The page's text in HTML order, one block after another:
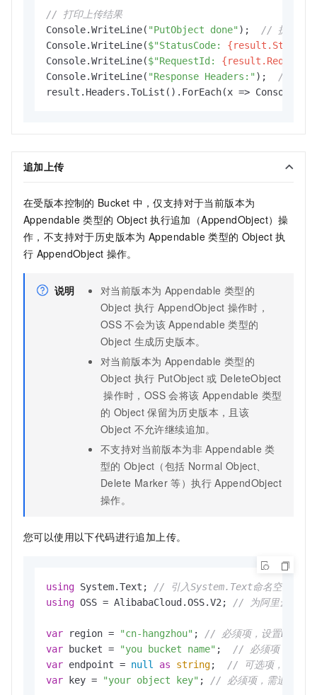
// 打印上传结果
Console.WriteLine( "PutObject done" );
// 提示操
Console.WriteLine($"StatusCode:
Console.WriteLine($"RequestId:
Console.WriteLine( "Response Headers:" );
// 响应
result.Headers.ToList().ForEach(x =>
追加上传
在受版本控制的 Bucket 中，仅支持对于当前版本为
Appendable 类型的 Object 执行追加（AppendObject）操
作，不支持对于历史版本为 Appendable 类型的 Object 执
行 AppendObject 操作。
说明 对当前版本为 Appendable 类型的
Object 执行 AppendObject 操作时，
OSS 不会为该 Appendable 类型的
Object 生成历史版本。
对当前版本为 Appendable 类型的
Object 执行 PutObject 或 DeleteObject
操作时，OSS 会将该 Appendable 类型
的 Object 保留为历史版本，且该
Object 不允许继续追加。
不支持对当前版本为非 Appendable 类
型的 Object（包括 Normal Object、
Delete Marker 等）执行 AppendObject
操作。
您可以使用以下代码进行追加上传。
using System.Text;
// 引入System.Text命名空间，用
using OSS = AlibabaCloud.OSS.V2; // 为阿里云OSS
var region = "cn-hangzhou" ;
// 必须项，设置Bucket
var bucket = "you bucket name" ;
// 必须项，设置
var endpoint = null as string;
// 可选项，指定
var key = "your object key" ; // 必须项，需追加的